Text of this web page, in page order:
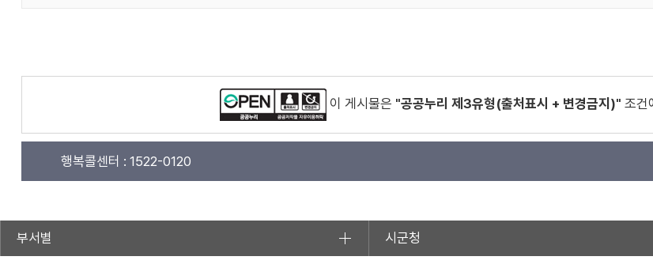
이 게시물은 "공공누리 제3유형(출처표시 + 변경금지)" 조건
행복콜센터 : 1522-0120
부서별 시군청